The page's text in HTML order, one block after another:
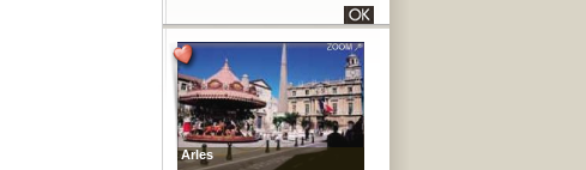
Arles